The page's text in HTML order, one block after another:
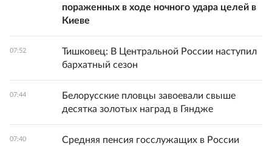
пораженных в ходе ночного удара целей в
Киеве
07:52
Тишковец: В Центральной России наступил
бархатный сезон
07:44
Белорусские пловцы завоевали свыше
десятка золотых наград в Гяндже
07:40
Средняя пенсия госслужащих в России